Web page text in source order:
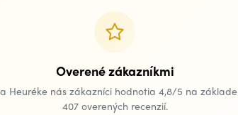
Overené zákazníkmi
Heuréke nás zákazníci hodnotia 4,8/5 na základe
407 overených recenzií.